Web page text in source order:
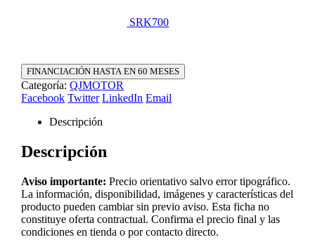
SRK700
FINANCIACIÓN HASTA EN 60 MESES
Categoría:QJMOTOR
Facebook Twitter LinkedIn Email
Descripción
Descripción
Aviso importante: Precio orientativo salvo error tipográfico.
La información, disponibilidad, imágenes y características del
producto pueden cambiar sin previo aviso. Esta ficha no
constituye oferta contractual. Confirma el precio final y las
condiciones en tienda o por contacto directo.